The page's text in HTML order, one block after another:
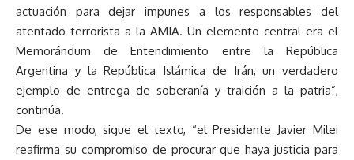
actuación para dejar impunes a los responsables del
atentado terrorista a la AMIA. Un elemento central era el
Memorándum de Entendimiento entre la República
Argentina y la República Islámica de Irán, un verdadero
ejemplo de entrega de soberanía y traición a la patria”,
continúa.
De ese modo, sigue el texto, “el Presidente Javier Milei
reafirma su compromiso de procurar que haya justicia para